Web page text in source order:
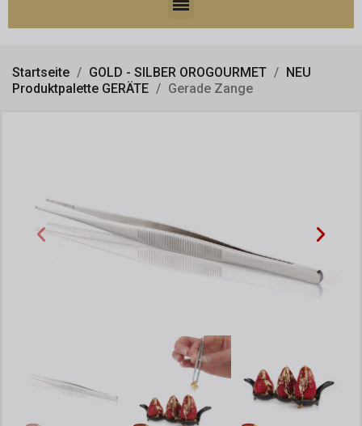
Startseite GOLD - SILBER OROGOURMET
NEU
Produktpalette GERÄTE
Gerade Zange